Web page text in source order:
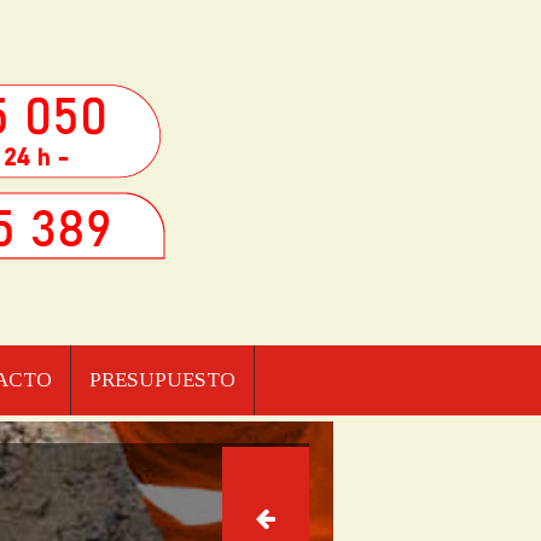
PRESUPUESTO